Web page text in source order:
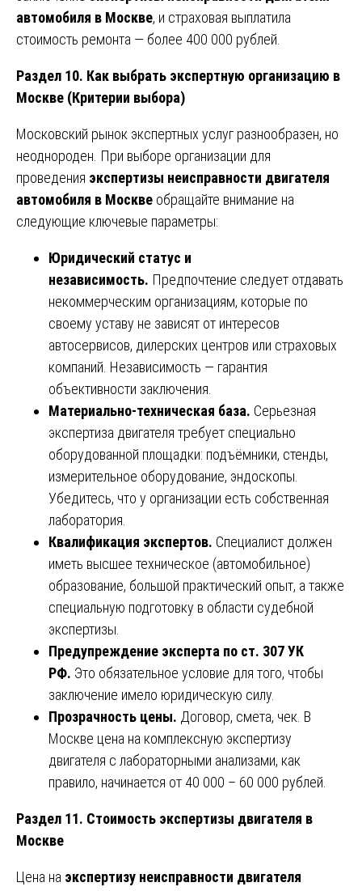
автомобиля в Москве, и страховая выплатила
стоимость ремонта — более 400 000 рублей.
Раздел 10. Как выбрать экспертную организацию в
Москве (Критерии выбора)
Московский рынок экспертных услуг разнообразен, но
неоднороден. При выборе организации для
проведения экспертизы неисправности двигателя
автомобиля в Москве обращайте внимание на
следующие ключевые параметры:
Юридический статус и
независимость. Предпочтение следует отдавать
некоммерческим организациям, которые по
своему уставу не зависят от интересов
автосервисов, дилерских центров или страховых
компаний. Независимость — гарантия
объективности заключения.
Материально-техническая база. Серьезная
экспертиза двигателя требует специально
оборудованной площадки: подъёмники, стенды,
измерительное оборудование, эндоскопы.
Убедитесь, что у организации есть собственная
лаборатория.
Квалификация экспертов. Специалист должен
иметь высшее техническое (автомобильное)
образование, большой практический опыт, а также
специальную подготовку в области судебной
экспертизы.
Предупреждение эксперта по ст. 307 УК
РФ. Это обязательное условие для того, чтобы
заключение имело юридическую силу.
Прозрачность цены. Договор, смета, чек. В
Москве цена на комплексную экспертизу
двигателя с лабораторными анализами, как
правило, начинается от 40 000 – 60 000 рублей.
Раздел 11. Стоимость экспертизы двигателя в
Москве
Цена на экспертизу неисправности двигателя